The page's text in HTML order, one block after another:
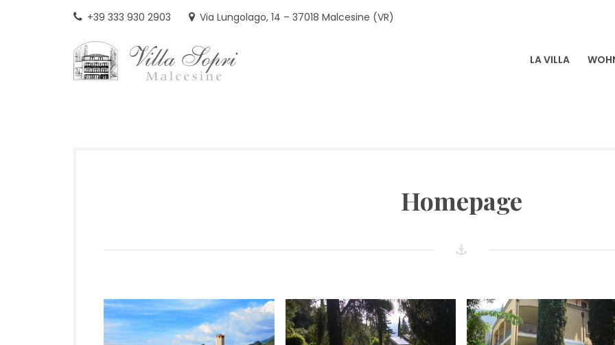
+39 333 930 2903 Via Lungolago, 14 – 37018 Malcesine (VR)
LA VILLA
Homepage